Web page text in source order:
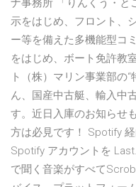
ナ事務所 「りんくう・と
示をはじめ、フロント、
ー等を備えた多機能型コ
をはじめ、ボート免許教
ト（株）マリン事業部の
ん、国産中古艇、輸入中
す。近日入庫のお知らせ
方は必見です！ Spotify
Spotify アカウントを
で聞く音楽がすべて